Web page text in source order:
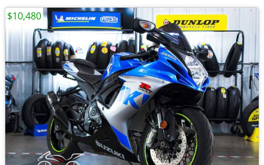
$10,480